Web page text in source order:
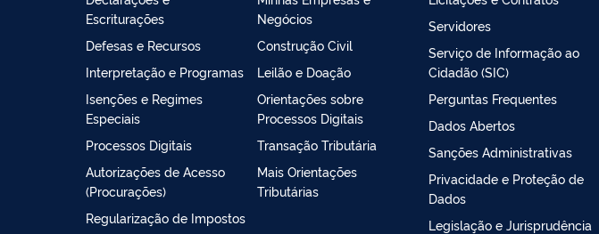
Escriturações
Defesas e Recursos
Interpretação e Programas
Isenções e Regimes
Especiais
Processos Digitais
Autorizações de Acesso
(Procurações)
Regularização de Impostos
Negócios
Construção Civil
Leilão e Doação
Orientações sobre
Processos Digitais
Transação Tributária
Mais Orientações
Tributárias
Servidores
Serviço de Informação ao
Cidadão (SIC)
Perguntas Frequentes
Dados Abertos
Sanções Administrativas
Privacidade e Proteção de
Dados
Legislação e Jurisprudência